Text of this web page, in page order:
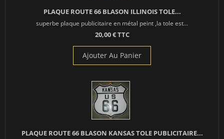
PLAQUE ROUTE 66 BLASON ILLINOIS TOLE...
superbe plaque publicitaire en métal peint ,la tole est...
20,00 € TTC
Ajouter Au Panier
PLAQUE ROUTE 66 BLASON KANSAS TOLE PUBLICITAIRE...